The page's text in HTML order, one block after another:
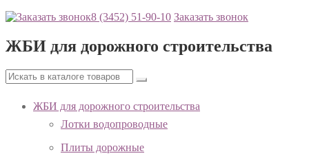
8 (3452) 51-90-10 Заказать звонок
ЖБИ для дорожного строительства
ЖБИ для дорожного строительства
Лотки водопроводные
Плиты дорожные